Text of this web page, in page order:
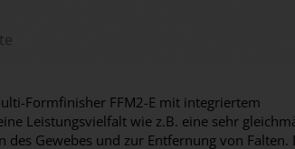
Formfinisher FFM2-E mit integriertem
Leistungsvielfalt wie z.B. eine sehr
Gewebes und zur Entfernung von Falten.